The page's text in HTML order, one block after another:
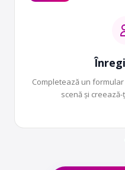
Completează un
scenă și